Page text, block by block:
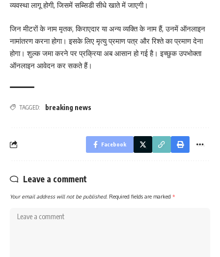
व्यवस्था लागू होगी, जिसमें सब्सिडी सीधे खाते में जाएगी।
जिन मीटरों के नाम मृतक, किराएदार या अन्य व्यक्ति के नाम हैं, उनमें ऑनलाइन
नामांतरण करना होगा। इसके लिए मृत्यु प्रमाण पत्र और रिश्ते का प्रमाण देना
होगा। शुल्क जमा करने पर प्रक्रिया अब आसान हो गई है। इच्छुक उपभोक्ता
ऑनलाइन आवेदन कर सकते हैं।
TAGGED: breaking news
Facebook
Leave a comment
Your email address will not be published. Required fields are marked *